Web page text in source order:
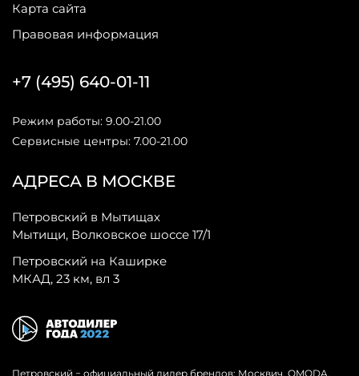
Карта сайта
Правовая информация
АДРЕСА В МОСКВЕ
Петровский в Мытищах
Мытищи, Волковское шоссе 17/1
Петровский на Каширке
МКАД, 23 км, вл 3
+7 (495) 640-01-11
Режим работы: 9.00-21.00
Сервисные центры: 7.00-21.00
Петровский − официальный дилер брендов: Москвич, OMODA,